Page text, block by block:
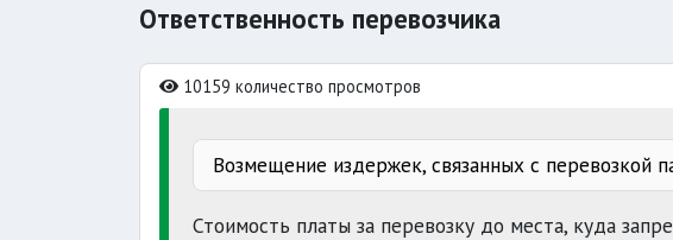
Ответственность перевозчика
10159 количество просмотров
Возмещение издержек, связанных с перевозкой
Стоимость платы за перевозку до места, куда